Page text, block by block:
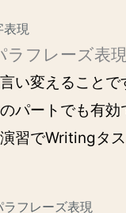
ラフレーズ表
い変えることで
パートでも有
習でWritingタ